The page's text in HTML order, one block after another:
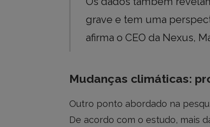
grave e tem uma
afirma o CEO da Nexus,
Mudanças climáticas:
Outro ponto abordado na
De acordo com o estudo, mais